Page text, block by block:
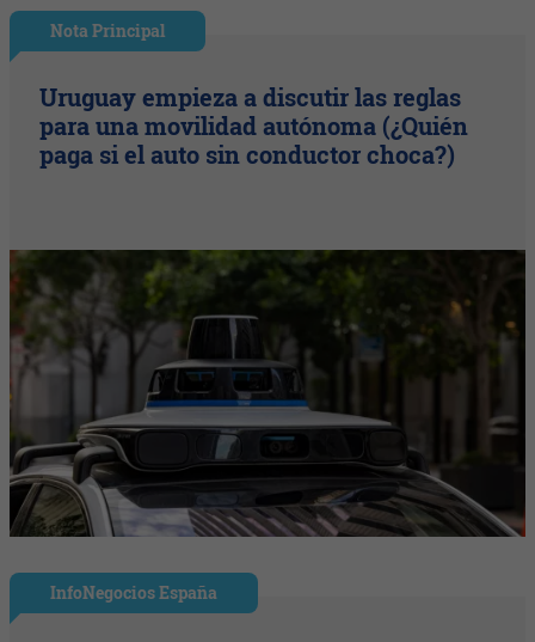
Nota Principal
Uruguay empieza a discutir las reglas
para una movilidad autónoma (¿Quién
paga si el auto sin conductor choca?)
InfoNegocios España